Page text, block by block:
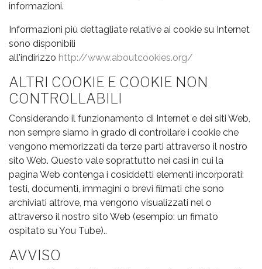
informazioni.
Informazioni più dettagliate relative ai cookie su Internet
sono disponibili
all'indirizzo http://www.aboutcookies.org/
ALTRI COOKIE E COOKIE NON
CONTROLLABILI
Considerando il funzionamento di Internet e dei siti Web,
non sempre siamo in grado di controllare i cookie che
vengono memorizzati da terze parti attraverso il nostro
sito Web. Questo vale soprattutto nei casi in cui la
pagina Web contenga i cosiddetti elementi incorporati:
testi, documenti, immagini o brevi filmati che sono
archiviati altrove, ma vengono visualizzati nel o
attraverso il nostro sito Web (esempio: un fimato
ospitato su You Tube)..
AVVISO